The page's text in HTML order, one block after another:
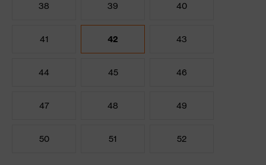
38 39 40
41 42 43
44 45 46
47 48 49
50 51 52